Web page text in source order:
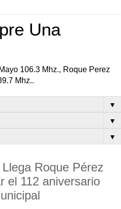
Una
106.3 Mhz., Roque Perez
Mhz..
▼
▼
▼
Roque Pérez
el 112 aniversario